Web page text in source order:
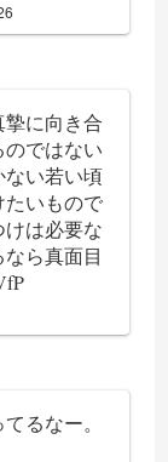
に向き合
ではない
い若い頃
たいもので
は必要な
ら真面目
るなー。